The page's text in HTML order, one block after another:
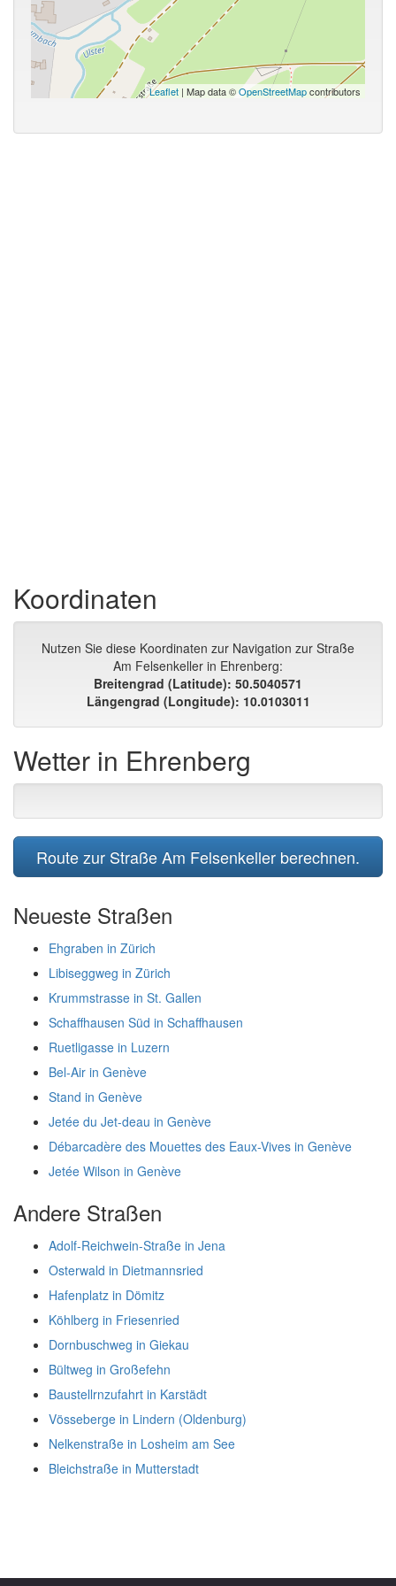
Leaflet | Map data ©OpenStreetMapcontributors
Koordinaten
Nutzen Sie diese Koordinaten zur Navigation zur Straße
Am Felsenkeller in Ehrenberg:
Breitengrad (Latitude): 50.5040571
Längengrad (Longitude): 10.0103011
Wetter in Ehrenberg
Route zur Straße Am Felsenkeller berechnen.
Neueste Straßen
Ehgraben in Zürich
Libiseggweg in Zürich
Krummstrasse in St. Gallen
Schaffhausen Süd in Schaffhausen
Ruetligasse in Luzern
Bel-Air in Genève
Stand in Genève
Jetée du Jet-deau in Genève
Débarcadère des Mouettes des Eaux-Vives in Genève
Jetée Wilson in Genève
Andere Straßen
Adolf-Reichwein-Straße in Jena
Osterwald in Dietmannsried
Hafenplatz in Dömitz
Köhlberg in Friesenried
Dornbuschweg in Giekau
Bültweg in Großefehn
Baustellrnzufahrt in Karstädt
Vösseberge in Lindern (Oldenburg)
Nelkenstraße in Losheim am See
Bleichstraße in Mutterstadt